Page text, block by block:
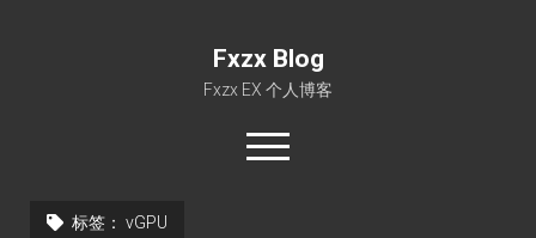
Fxzx Blog
Fxzx EX 个人博客
open
menu
标签： vGPU